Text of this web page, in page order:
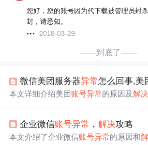
您好，您的账号因为代下载被管理员封
封，请悉知。
2018-03-29
——到底了——
微信美团服务器异常怎么回事,美
本文详细介绍美团 账号异常的原因及解
来恢复正常服务。
企业微信账号异常 ，解决攻略
本文介绍了企业微信账号异常的原因和